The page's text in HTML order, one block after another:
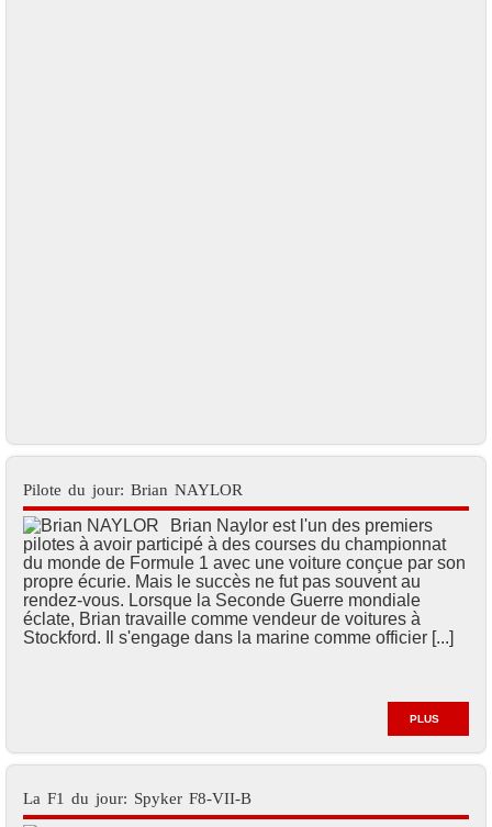
Pilote du jour: Brian NAYLOR
Brian Naylor est l'un des premiers
pilotes à avoir participé à des courses du championnat
du monde de Formule 1 avec une voiture conçue par son
propre écurie. Mais le succès ne fut pas souvent au
rendez-vous. Lorsque la Seconde Guerre mondiale
éclate, Brian travaille comme vendeur de voitures à
Stockford. Il s'engage dans la marine comme officier [...]
PLUS
La F1 du jour: Spyker F8-VII-B